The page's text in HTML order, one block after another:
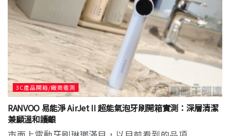
3C產品開箱/廠商邀測
RANVOO 易能淨 AirJet II 超能氣泡牙刷開箱實測：深層清潔
兼顧溫和護齦